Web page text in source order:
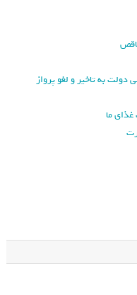
دولت به تاخیر و لغو پرواز
غذای ما